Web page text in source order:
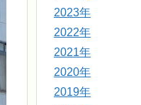
2023年
2022年
2021年
2020年
2019年